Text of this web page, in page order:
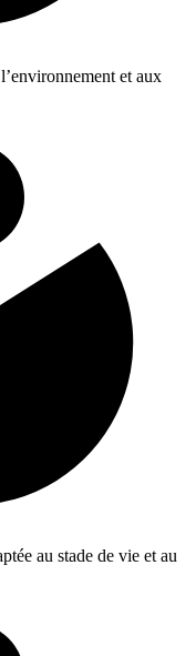
et aux
au stade de vie et au